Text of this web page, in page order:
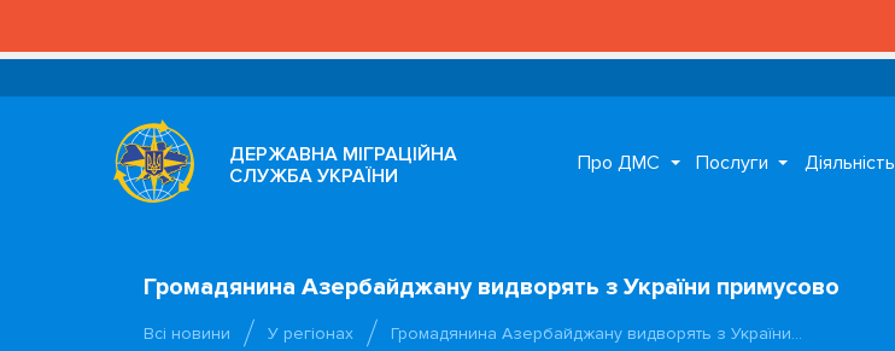
ДЕРЖАВНА МІГРАЦІЙНА
СЛУЖБА УКРАЇНИ
Про ДМС Послуги Діяльність
Громадянина Азербайджану видворять з України примусово
Всі новини У регіонах Громадянина Азербайджану видворять з України…